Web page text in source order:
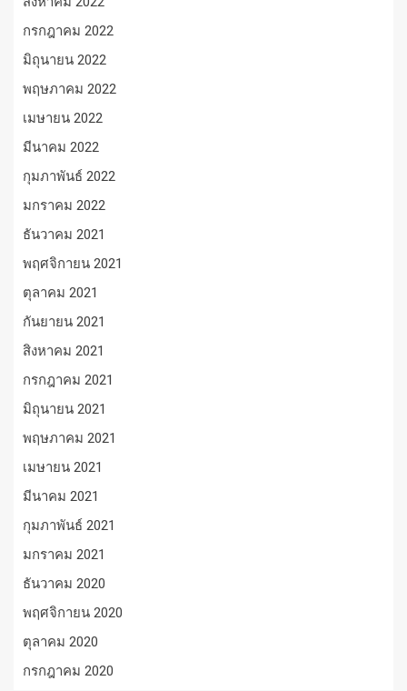
กรกฎาคม 2022
มิถุนายน 2022
พฤษภาคม 2022
เมษายน 2022
มีนาคม 2022
กุมภาพันธ์ 2022
มกราคม 2022
ธันวาคม 2021
พฤศจิกายน 2021
ตุลาคม 2021
กันยายน 2021
สิงหาคม 2021
กรกฎาคม 2021
มิถุนายน 2021
พฤษภาคม 2021
เมษายน 2021
มีนาคม 2021
กุมภาพันธ์ 2021
มกราคม 2021
ธันวาคม 2020
พฤศจิกายน 2020
ตุลาคม 2020
กรกฎาคม 2020